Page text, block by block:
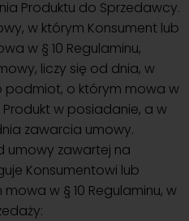
Produktu do Sprzedawcy.
w którym Konsument lub
w § 10 Regulaminu,
liczy się od dnia, w
podmiot, o którym mowa w
Produkt w posiadanie, a w
zawarcia umowy.
umowy zawartej na
Konsumentowi lub
w § 10 Regulaminu, w